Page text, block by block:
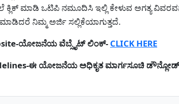
ಮಾಡಿ ಒಟಿಪಿ ನಮೂದಿಸಿ ಇಲ್ಲಿ ಕೇಳುವ ಅಗತ್ಯ
ನಿಮ್ಮ ಅರ್ಜಿ ಸಲ್ಲಿಕೆಯಾಗುತ್ತದೆ.
ಯೋಜನೆಯ ವೆಬ್ಸೈಟ್ ಲಿಂಕ್- CLICK HERE
ಈ ಯೋಜನೆಯ ಅಧಿಕೃತ ಮಾರ್ಗಸೂಚಿ